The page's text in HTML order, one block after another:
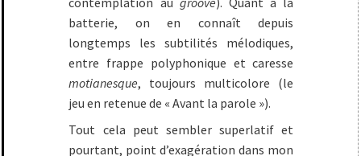
batterie, on en connaît depuis
longtemps les subtilités mélodiques,
entre frappe polyphonique et caresse
motianesque, toujours multicolore (le
jeu en retenue de « Avant la parole »).
Tout cela peut sembler superlatif et
pourtant, point d’exagération dans mon